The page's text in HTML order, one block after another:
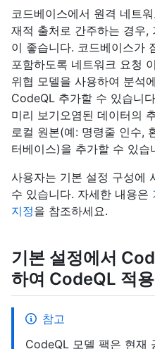
코드베이스에서 원격 네트
재적 출처로 간주하는 경우,
이 좋습니다. 코드베이스가
포함하도록 네트워크 요청
위협 모델을 사용하여 분석
CodeQL 추가할 수 있습니
미리 보기오염된 데이터의
로컬 원본(예: 명령줄 인수,
터베이스)을 추가할 수 있습
사용자는 기본 설정 구성에
수 있습니다. 자세한 내용은
지정을 참조하세요.
기본 설정에서
하여 CodeQL 적
참고
CodeQL 모델 팩은 현재